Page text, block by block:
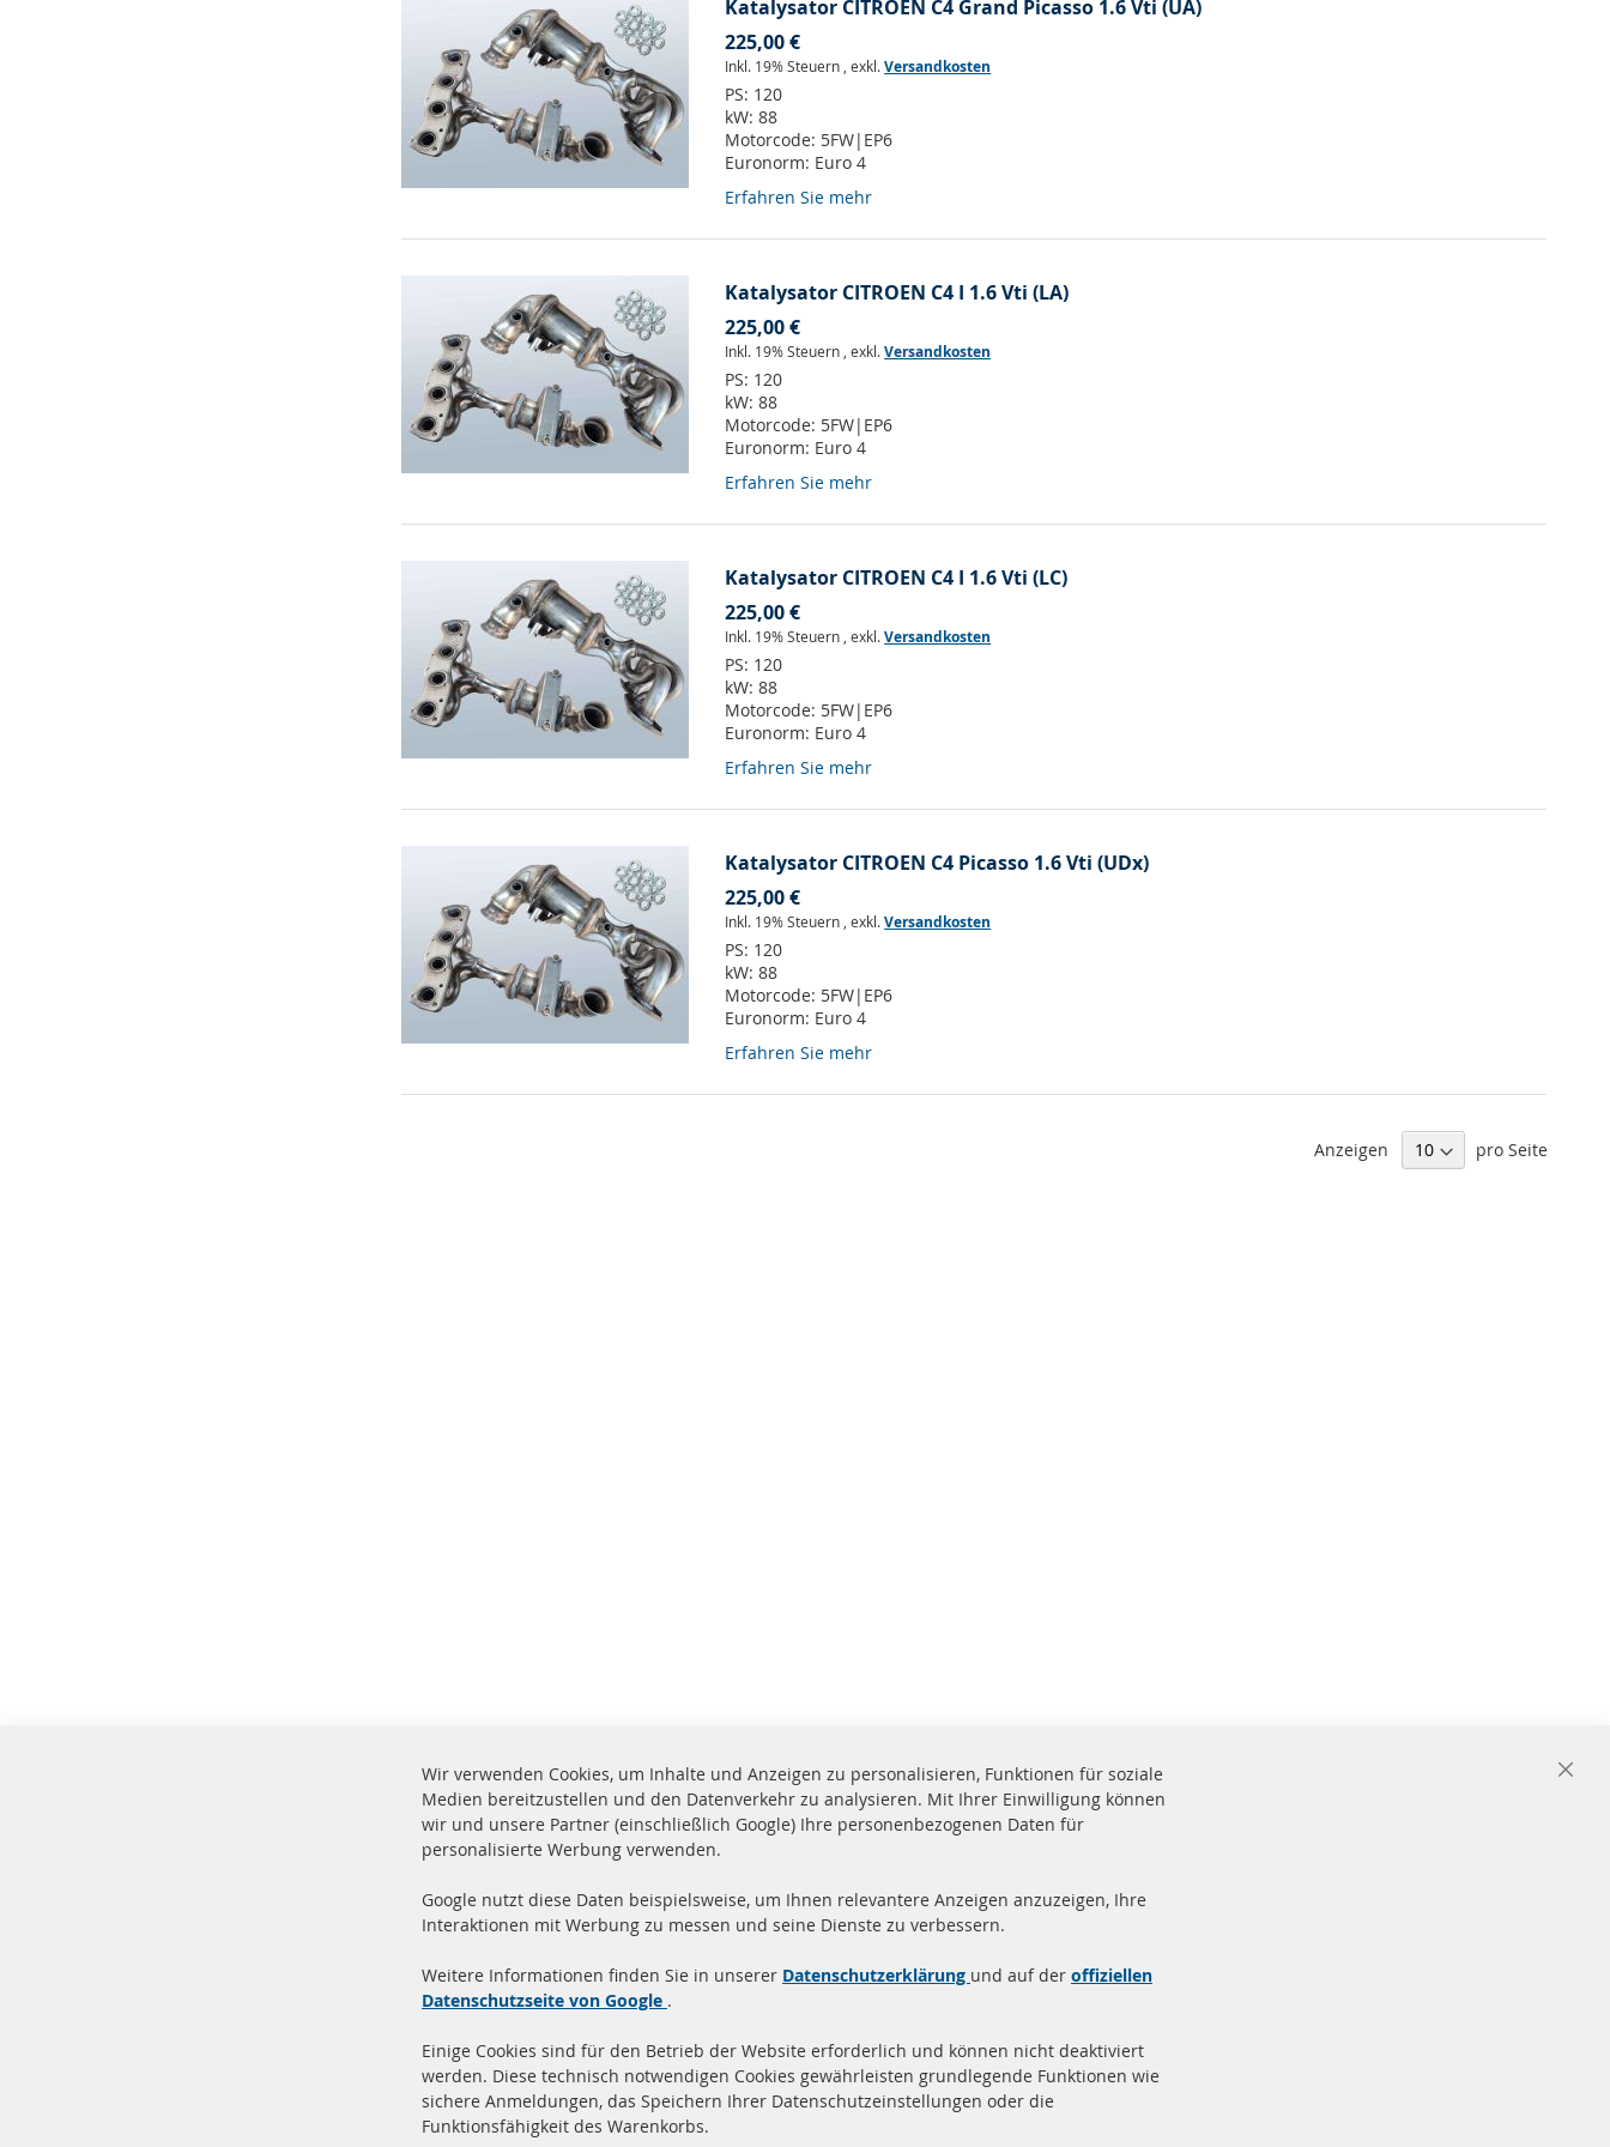
Katalysator CITROEN C4 Grand Picasso 1.6 Vti (UA)
225,00 €
Inkl. 19% Steuern ,exkl.Versandkosten
PS: 120
kW:88
Motorcode: 5FW|EP6
Euronorm: Euro 4
Erfahren Sie mehr
Katalysator CITROEN C4 I 1.6 Vti (LA)
225,00 €
Inkl. 19% Steuern ,exkl.Versandkosten
PS: 120
kW:88
Motorcode: 5FW|EP6
Euronorm: Euro 4
Erfahren Sie mehr
Katalysator CITROEN C4 I 1.6 Vti (LC)
225,00 €
Inkl. 19% Steuern ,exkl.Versandkosten
PS: 120
kW:88
Motorcode: 5FW|EP6
Euronorm: Euro 4
Erfahren Sie mehr
Katalysator CITROEN C4 Picasso 1.6 Vti (UDx)
225,00 €
Inkl. 19% Steuern ,exkl.Versandkosten
PS: 120
kW:88
Motorcode: 5FW|EP6
Euronorm: Euro 4
Erfahren Sie mehr
Anzeigen pro Seite
Versand innerhalb 24 Stunden
Produkte auf Lager
Alle Teile zertifiziert und
homologiert mit e-Prüfzeichen
Quick Links
Dieselpartikelfilter (DPF)
Dieselpartikelfilter Reinigung
Katalysator (KAT)
Über uns
Zahlungsarten
Versandkosten
Close
Wir verwenden Cookies, um Inhalte und Anzeigen zu personalisieren, Funktionen für soziale
Medien bereitzustellen und den Datenverkehr zu analysieren. Mit Ihrer Einwilligung können
wir und unsere Partner (einschließlich Google) Ihre personenbezogenen Daten für
personalisierte Werbung verwenden.
Google nutzt diese Daten beispielsweise, um Ihnen relevantere Anzeigen anzuzeigen, Ihre
Interaktionen mit Werbung zu messen und seine Dienste zu verbessern.
Weitere Informationen finden Sie in unserer Datenschutzerklärung und auf der offiziellen
Datenschutzseite von Google .
Einige Cookies sind für den Betrieb der Website erforderlich und können nicht deaktiviert
werden. Diese technisch notwendigen Cookies gewährleisten grundlegende Funktionen wie
sichere Anmeldungen, das Speichern Ihrer Datenschutzeinstellungen oder die
Funktionsfähigkeit des Warenkorbs.